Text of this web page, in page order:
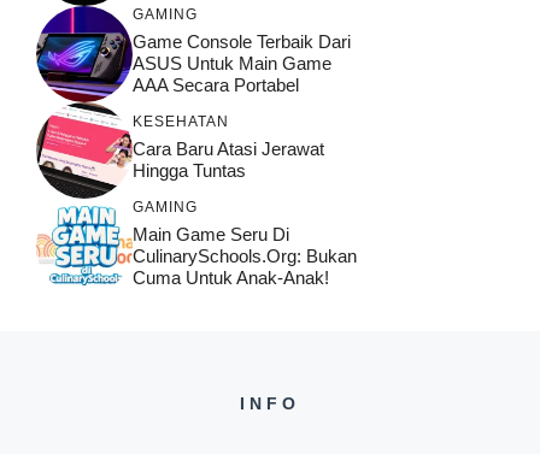
GAMING
Game Console Terbaik Dari
ASUS Untuk Main Game
AAA Secara Portabel
KESEHATAN
Cara Baru Atasi Jerawat
Hingga Tuntas
GAMING
Main Game Seru Di
CulinarySchools.org: Bukan
Cuma Untuk Anak-Anak!
INFO